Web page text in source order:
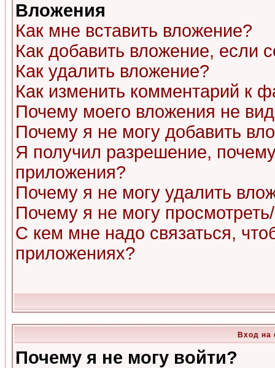
Вложения
Как мне вставить вложение?
Как добавить вложение, если
Как удалить вложение?
Как изменить комментарий к
Почему моего вложения не
Почему я не могу добавить
Я получил разрешение,
приложения?
Почему я не могу удалить
Почему я не могу
С кем мне надо связаться,
приложениях?
Вход на
Почему я не могу войти?